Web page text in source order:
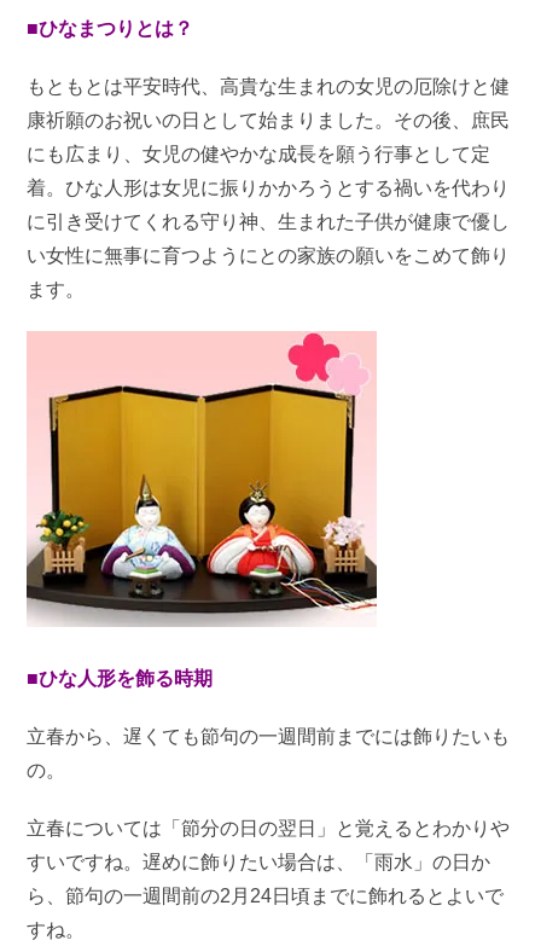
■ひなまつりとは？
もともとは平安時代、高貴な生まれの女児の厄除けと健
康祈願のお祝いの日として始まりました。その後、庶民
にも広まり、女児の健やかな成長を願う行事として定
着。ひな人形は女児に振りかかろうとする禍いを代わり
に引き受けてくれる守り神、生まれた子供が健康で優し
い女性に無事に育つようにとの家族の願いをこめて飾り
ます。
■ひな人形を飾る時期
立春から、遅くても節句の一週間前までには飾りたいも
の。
立春については「節分の日の翌日」と覚えるとわかりや
すいですね。遅めに飾りたい場合は、「雨水」の日か
ら、節句の一週間前の2月24日頃までに飾れるとよいで
すね。